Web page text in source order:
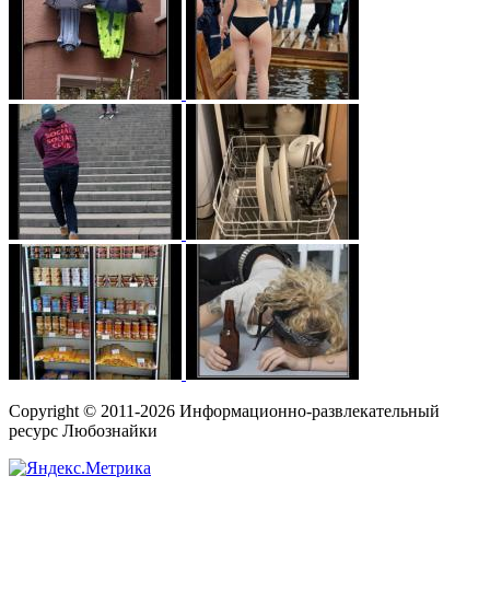
Copyright © 2011-2026 Информационно-развлекательный
ресурс Любознайки